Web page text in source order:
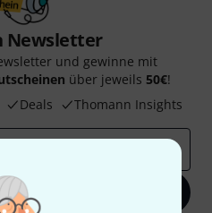
Newsletter
und gewinne mit
über jeweils 50€!
Deals Thomann Insights